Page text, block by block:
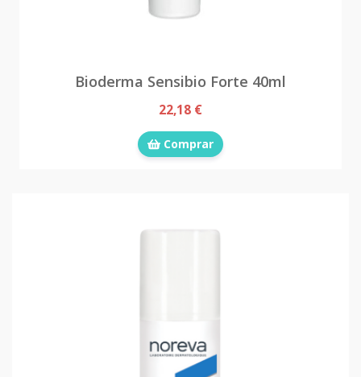
Bioderma Sensibio Forte 40ml
22,18 €
Comprar